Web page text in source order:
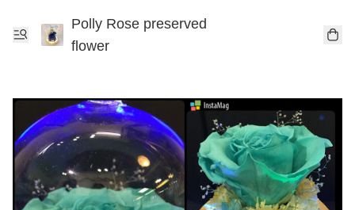
Polly Rose preserved
flower